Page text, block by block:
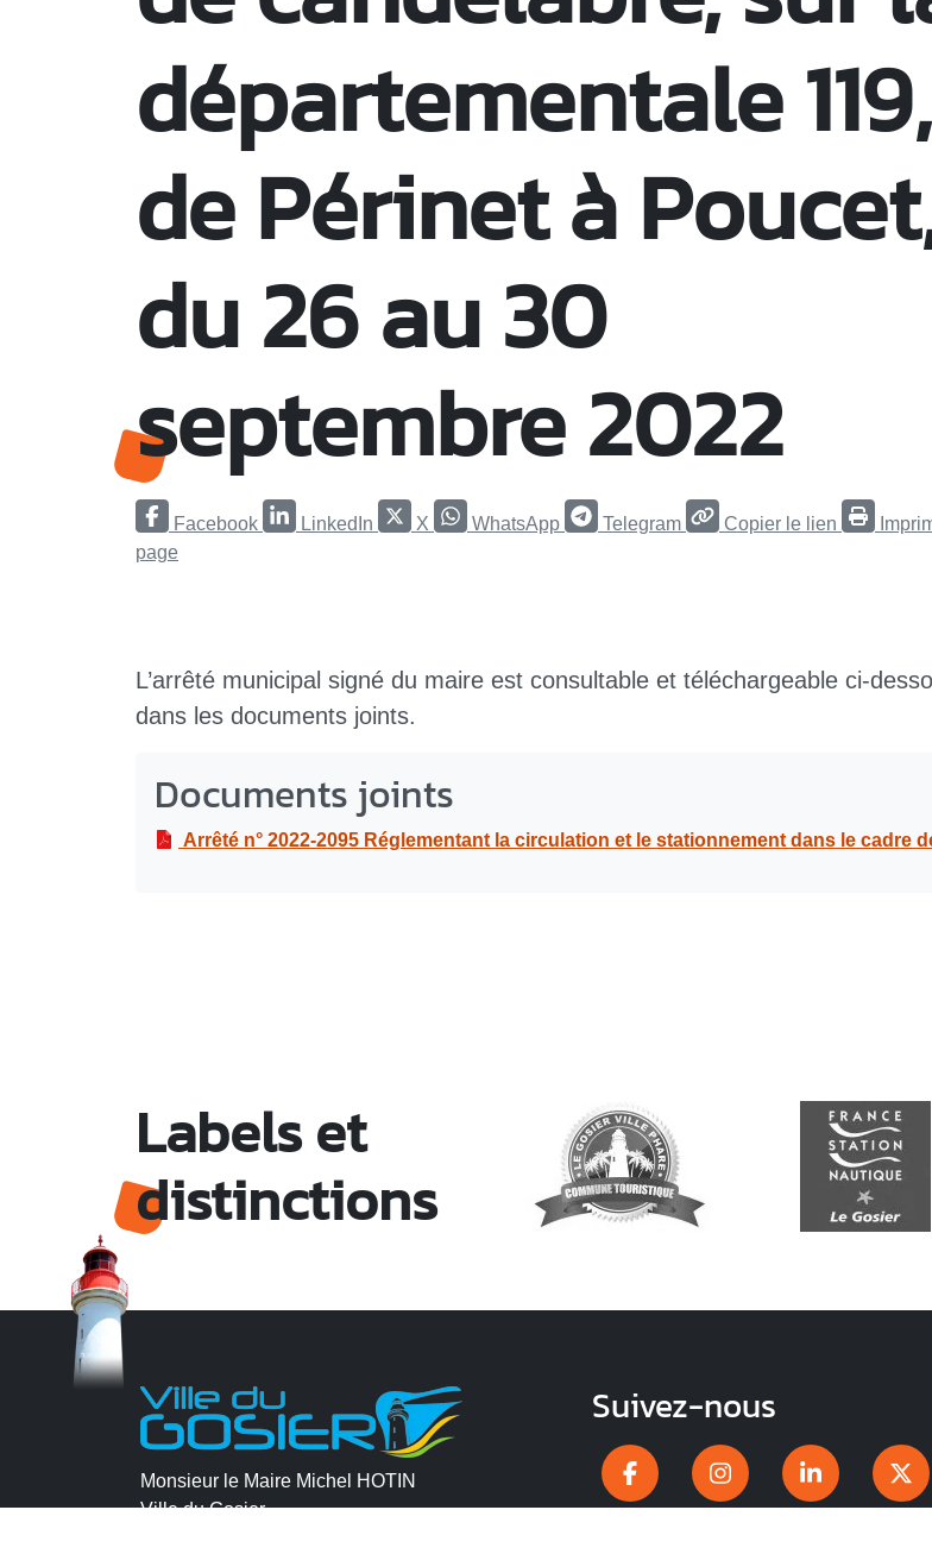
départementale 119,
de Périnet à
du 26 au 30
septembre 2022
Facebook LinkedIn X WhatsApp Telegram Copier le lien
page
L’arrêté municipal signé du maire est consultable et téléchargeable ci-
dans les documents joints.
Documents joints
Arrêté n° 2022-2095 Réglementant la circulation et le stationnement dans le cadre de la réparation des mâts de candélabre, sur la départementale 119, de Périnet à Poucet, du 26 au 30
Labels et
distinctions
Monsieur le Maire Michel HOTIN
Ville du Gosier
Suivez-nous